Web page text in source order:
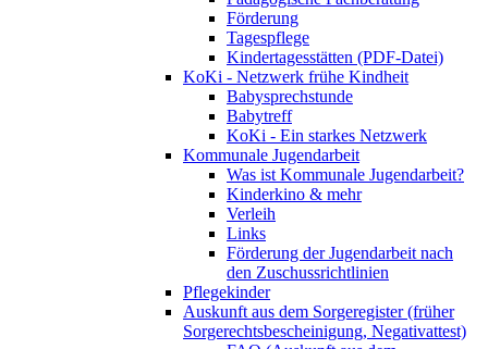
Förderung
Tagespflege
Kindertagesstätten (PDF-Datei)
KoKi - Netzwerk frühe Kindheit
Babysprechstunde
Babytreff
KoKi - Ein starkes Netzwerk
Kommunale Jugendarbeit
Was ist Kommunale Jugendarbeit?
Kinderkino & mehr
Verleih
Links
Förderung der Jugendarbeit nach
den Zuschussrichtlinien
Pflegekinder
Auskunft aus dem Sorgeregister (früher
Sorgerechtsbescheinigung, Negativattest)